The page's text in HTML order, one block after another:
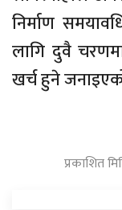
निर्माण
लागि दुवै
खर्च हुने
प्रकाशित